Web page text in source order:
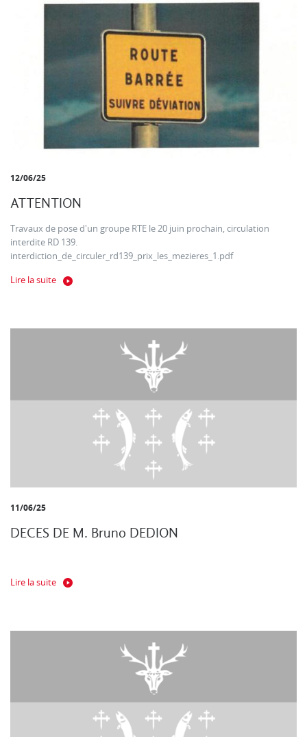
12/06/25
ATTENTION
Travaux de pose d'un groupe RTE le 20 juin prochain, circulation
interdite RD 139.
interdiction_de_circuler_rd139_prix_les_mezieres_1.pdf
Lire la suite
11/06/25
DECES DE M. Bruno DEDION
Lire la suite